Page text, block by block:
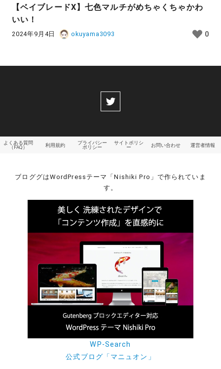
【ベイブレードX】七色マルチがめちゃくちゃかわ
いい！
2024年9月4日 okuyama3093 0
よくある質問
（FAQ）
利用規約
プライバシー
ポリシー
サイトポリシ
ー
お問い合わせ 運営者情報
ブロググはWordPressテーマ「Nishiki Pro」で作られていま
す。
WP-Search
公式ブログ「マニュオン」